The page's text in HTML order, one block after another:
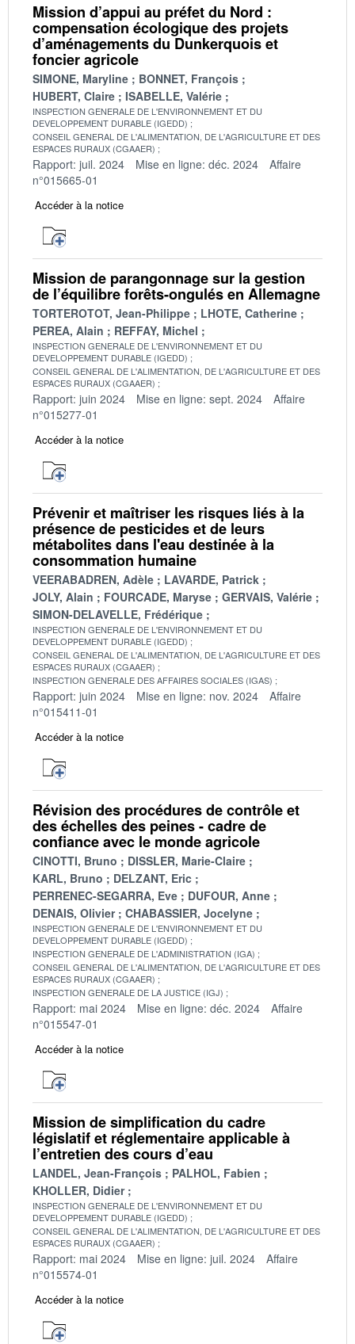
Mission d’appui au préfet du Nord :
compensation écologique des projets
d’aménagements du Dunkerquois et
foncier agricole
SIMONE, Maryline
BONNET, François
HUBERT, Claire
ISABELLE, Valérie
INSPECTION GENERALE DE L'ENVIRONNEMENT ET DU
DEVELOPPEMENT DURABLE (IGEDD)
CONSEIL GENERAL DE L'ALIMENTATION, DE L'AGRICULTURE ET DES
ESPACES RURAUX (CGAAER)
Rapport: juil. 2024 Mise en ligne: déc. 2024
Affaire
n°015665-01
Accéder à la notice
Mission de parangonnage sur la gestion
de l’équilibre forêts-ongulés en Allemagne
TORTEROTOT, Jean-Philippe
LHOTE, Catherine
PEREA, Alain
REFFAY, Michel
INSPECTION GENERALE DE L'ENVIRONNEMENT ET DU
DEVELOPPEMENT DURABLE (IGEDD)
CONSEIL GENERAL DE L'ALIMENTATION, DE L'AGRICULTURE ET DES
ESPACES RURAUX (CGAAER)
Rapport: juin 2024 Mise en ligne: sept. 2024
Affaire
n°015277-01
Accéder à la notice
Prévenir et maîtriser les risques liés à la
présence de pesticides et de leurs
métabolites dans l'eau destinée à la
consommation humaine
VEERABADREN, Adèle
LAVARDE, Patrick
JOLY, Alain
FOURCADE, Maryse
GERVAIS, Valérie
SIMON-DELAVELLE, Frédérique
INSPECTION GENERALE DE L'ENVIRONNEMENT ET DU
DEVELOPPEMENT DURABLE (IGEDD)
CONSEIL GENERAL DE L'ALIMENTATION, DE L'AGRICULTURE ET DES
ESPACES RURAUX (CGAAER)
INSPECTION GENERALE DES AFFAIRES SOCIALES (IGAS)
Rapport: juin 2024 Mise en ligne: nov. 2024
Affaire
n°015411-01
Accéder à la notice
Révision des procédures de contrôle et
des échelles des peines - cadre de
confiance avec le monde agricole
CINOTTI, Bruno
DISSLER, Marie-Claire
KARL, Bruno
DELZANT, Eric
PERRENEC-SEGARRA, Eve
DUFOUR, Anne
DENAIS, Olivier
CHABASSIER, Jocelyne
INSPECTION GENERALE DE L'ENVIRONNEMENT ET DU
DEVELOPPEMENT DURABLE (IGEDD)
INSPECTION GENERALE DE L'ADMINISTRATION (IGA)
CONSEIL GENERAL DE L'ALIMENTATION, DE L'AGRICULTURE ET DES
ESPACES RURAUX (CGAAER)
INSPECTION GENERALE DE LA JUSTICE (IGJ)
Rapport: mai 2024 Mise en ligne: déc. 2024
Affaire
n°015547-01
Accéder à la notice
Mission de simplification du cadre
législatif et réglementaire applicable à
l’entretien des cours d’eau
LANDEL, Jean-François
PALHOL, Fabien
KHOLLER, Didier
INSPECTION GENERALE DE L'ENVIRONNEMENT ET DU
DEVELOPPEMENT DURABLE (IGEDD)
CONSEIL GENERAL DE L'ALIMENTATION, DE L'AGRICULTURE ET DES
ESPACES RURAUX (CGAAER)
Rapport: mai 2024 Mise en ligne: juil. 2024
Affaire
n°015574-01
Accéder à la notice